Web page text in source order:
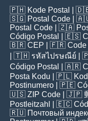
🇵🇭 Kode Postal |
🇸🇬 Postal Code |
Postal Code | 🇿🇦
Código Postal
| 🇪🇸
🇧🇷 CEP | 🇫🇷 Code
| 🇹🇭 รหัสไปรษณีย์ |
Código Postal
| 🇦🇷
Posta Kodu | 🇵🇱
Postinumero | 🇵🇪
🇺🇸 ZIP Code | 🇯🇵
Postleitzahl
| 🇪🇨
🇷🇺 Почтовый